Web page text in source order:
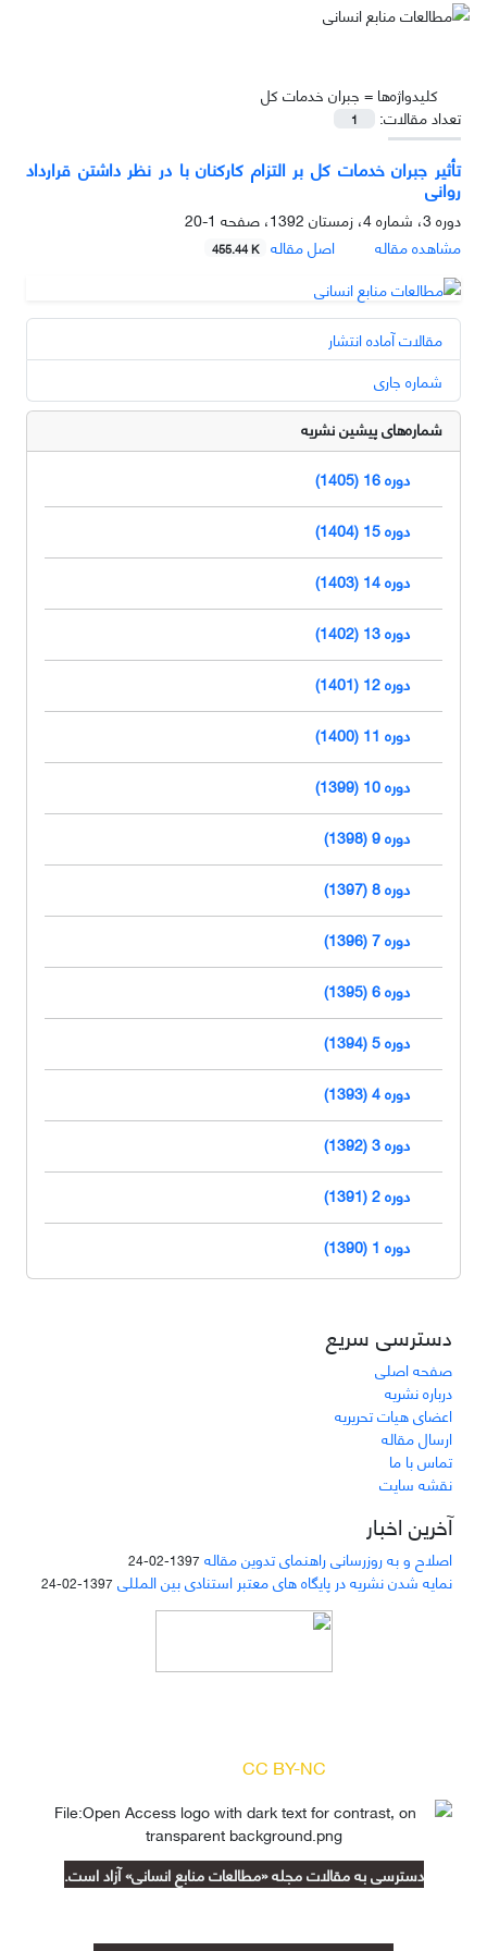
کلیدواژه‌ها = جبران خدمات کل
تعداد مقالات:
1
تأثیر جبران خدمات کل بر التزام کارکنان با در نظر داشتن قرارداد
روانی
دوره 3، شماره 4، زمستان 1392، صفحه
1-20
مشاهده مقاله
اصل مقاله 455.44 K
مقالات آماده انتشار
شماره جاری
شماره‌های پیشین نشریه
دوره 16 (1405)
دوره 15 (1404)
دوره 14 (1403)
دوره 13 (1402)
دوره 12 (1401)
دوره 11 (1400)
دوره 10 (1399)
دوره 9 (1398)
دوره 8 (1397)
دوره 7 (1396)
دوره 6 (1395)
دوره 5 (1394)
دوره 4 (1393)
دوره 3 (1392)
دوره 2 (1391)
دوره 1 (1390)
دسترسی سریع
صفحه اصلی
درباره نشریه
اعضای هیات تحریریه
ارسال مقاله
تماس با ما
نقشه سایت
آخرین اخبار
اصلاح و به روزرسانی راهنمای تدوین مقاله 1397-02-24
نمایه شدن نشریه در پایگاه های معتبر استنادی بین المللی 1397-02-24
CC BY-NC
دسترسی به مقالات مجله «مطالعات منابع انسانی» آزاد است.